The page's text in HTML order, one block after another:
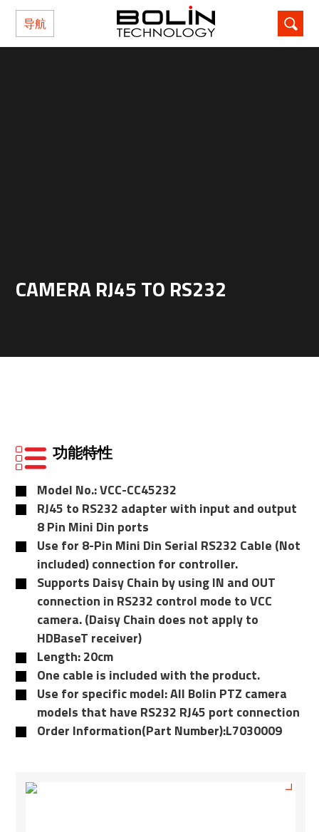
导航
CAMERA RJ45 TO RS232
功能特性
Model No.: VCC-CC45232
RJ45 to RS232 adapter with input and output
8 Pin Mini Din ports
Use for 8-Pin Mini Din Serial RS232 Cable (Not
included) connection for controller.
Supports Daisy Chain by using IN and OUT
connection in RS232 control mode to VCC
camera. (Daisy Chain does not apply to
HDBaseT receiver)
Length: 20cm
One cable is included with the product.
Use for specific model: All Bolin PTZ camera
models that have RS232 RJ45 port connection
Order Information(Part Number):L7030009